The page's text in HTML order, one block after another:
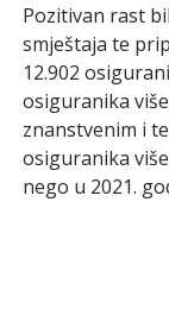
Pozitivan rast
smještaja te
12.902
osiguranika
znanstvenim i
osiguranika
nego u 2021.